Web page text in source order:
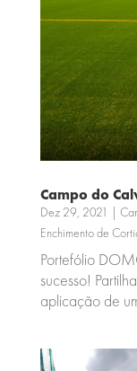
Campo do
Dez 29, 2021 |
Enchimento de
Portefólio
sucesso!
aplicação de